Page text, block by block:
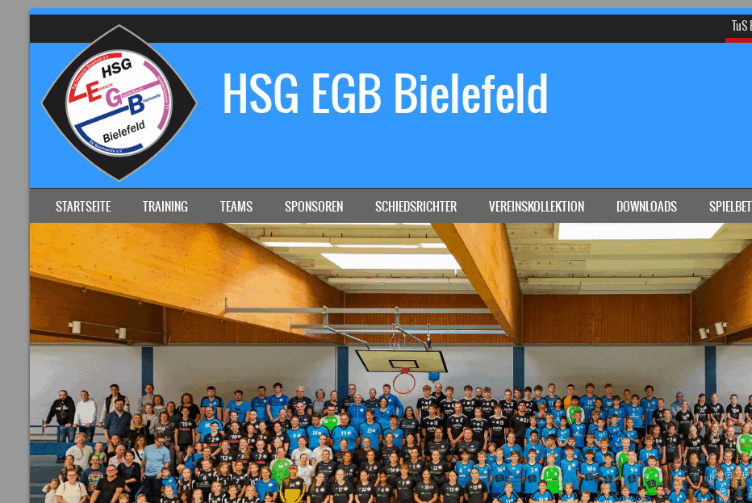
HSG EGB Bielefeld
MENU
SKIP TO CONTENT
STARTSEITE TRAINING TEAMS SPONSOREN SCHIEDSRICHTER VEREINSKOLLEKTION DOWNLOADS